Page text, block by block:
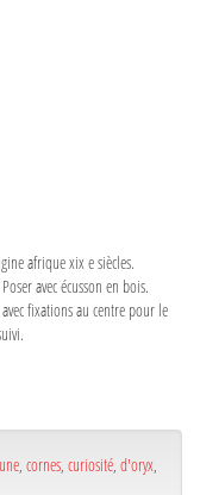
afrique xix e siècles.
avec écusson en bois.
fixations au centre pour le
, cornes, curiosité, d'oryx,